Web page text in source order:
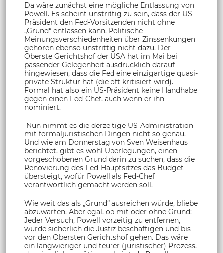
Da wäre zunächst eine mögliche Entlassung von
Powell. Es scheint unstrittig zu sein, dass der US-
Präsident den Fed-Vorsitzenden nicht ohne
„Grund“ entlassen kann. Politische
Meinungsverschiedenheiten über Zinssenkungen
gehören ebenso unstrittig nicht dazu. Der
Oberste Gerichtshof der USA hat im Mai bei
passender Gelegenheit ausdrücklich darauf
hingewiesen, dass die Fed eine einzigartige quasi-
private Struktur hat (die oft kritisiert wird).
Formal hat also ein US-Präsident keine Handhabe
gegen einen Fed-Chef, auch wenn er ihn
nominiert.
Nun nimmt es die derzeitige US-Administration
mit formaljuristischen Dingen nicht so genau.
Und wie am Donnerstag von Sven Weisenhaus
berichtet, gibt es wohl Überlegungen, einen
vorgeschobenen Grund darin zu suchen, dass die
Renovierung des Fed-Hauptsitzes das Budget
übersteigt, wofür Powell als Fed-Chef
verantwortlich gemacht werden soll.
Wie weit das als „Grund“ ausreichen würde, bliebe
abzuwarten. Aber egal, ob mit oder ohne Grund:
Jeder Versuch, Powell vorzeitig zu entfernen,
würde sicherlich die Justiz beschäftigen und bis
vor den Obersten Gerichtshof gehen. Das wäre
ein langwieriger und teurer (juristischer) Prozess,